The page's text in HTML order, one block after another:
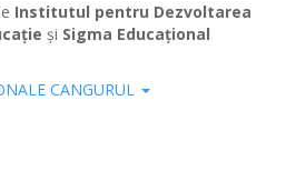
Institutul pentru Dezvoltarea
și Sigma Educațional
CANGURUL